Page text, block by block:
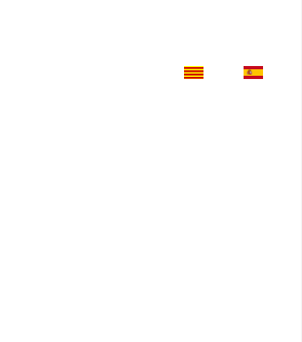
Seleccione su